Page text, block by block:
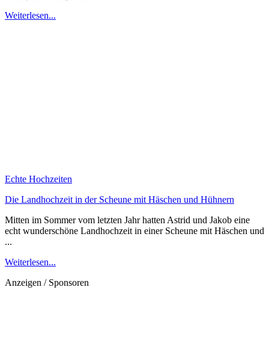
Weiterlesen...
Echte Hochzeiten
Die Landhochzeit in der Scheune mit Häschen und Hühnern
Mitten im Sommer vom letzten Jahr hatten Astrid und Jakob eine
echt wunderschöne Landhochzeit in einer Scheune mit Häschen und
...
Weiterlesen...
Anzeigen / Sponsoren